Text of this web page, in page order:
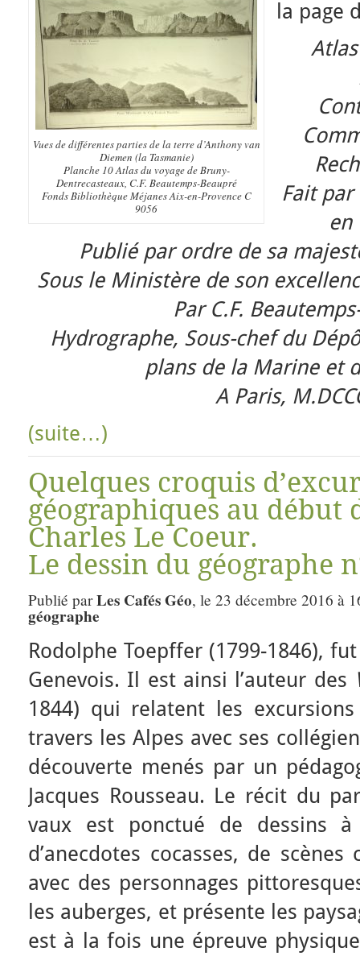
Vues de différentes parties de la terre d’Anthony van
Diemen (la Tasmanie)
Planche 10 Atlas du voyage de Bruny-
Dentrecasteaux, C.F. Beautemps-Beaupré
Fonds Bibliothèque Méjanes Aix-en-Provence C
9056
la page
Fait
en
Publié par ordre de sa
Sous le Ministère de son
Par C.F.
Hydrographe, Sous-chef du
plans de la Marine et
A Paris,
(suite…)
Quelques croquis
géographiques au début
Charles Le Coeur.
Le dessin du géographe
Publié parLes Cafés Géo, le 23 décembre 2016 à
géographe
Rodolphe Toepffer (1799-1846),
Genevois. Il est ainsi l’auteur des
1844) qui relatent les
travers les Alpes avec ses
découverte menés par un
Jacques Rousseau. Le récit du
vaux est ponctué de dessins
d’anecdotes cocasses, de
avec des personnages
les auberges, et présente les
est à la fois une épreuve